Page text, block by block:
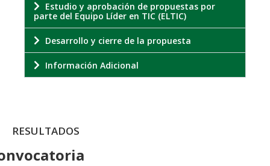
Estudio y aprobación de propuestas por
parte del Equipo Líder en TIC (ELTIC)
Desarrollo y cierre de la propuesta
Información Adicional
RESULTADOS